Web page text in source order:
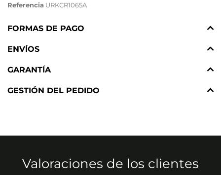
Referencia URKCR1065A
FORMAS DE PAGO
ENVÍOS
GARANTÍA
GESTIÓN DEL PEDIDO
Valoraciones de los clientes